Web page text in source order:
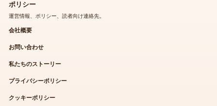
ポリシー
運営情報、ポリシー、読者向け連絡先。
会社概要
お問い合わせ
私たちのストーリー
プライバシーポリシー
クッキーポリシー